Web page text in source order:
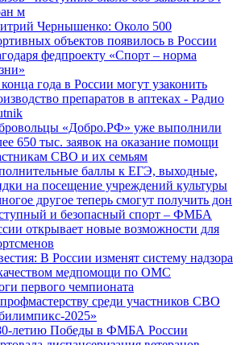
м
Чернышенко: Около 500
объектов появилось в России
федпроекту «Спорт – норма
года в России могут узаконить
препаратов в аптеках - Радио
«Добро.РФ» уже выполнили
650 тыс. заявок на оказание помощи
СВО и их семьям
баллы к ЕГЭ, выходные,
на посещение учреждений культуры
другое теперь смогут получить дон
и безопасный спорт – ФМБА
открывает новые возможности для
В России изменят систему надзора
медпомощи по ОМС
первого чемпионата
среди участников СВО
2025»
летию Победы в ФМБА России